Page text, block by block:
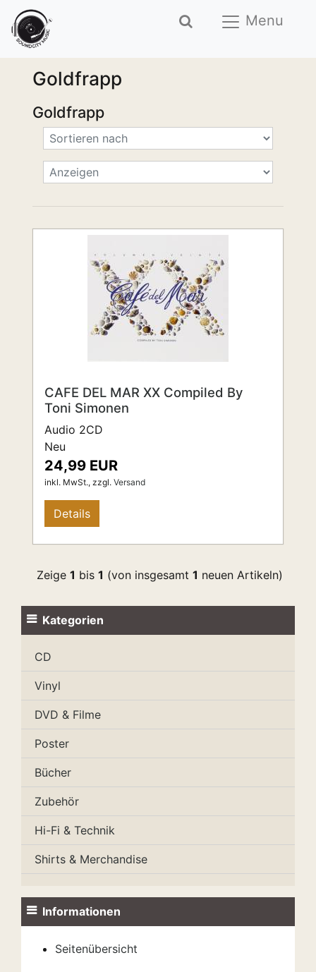
Menu
Goldfrapp
Goldfrapp
CAFE DEL MAR XX Compiled By
Toni Simonen
Audio 2CD
Neu
24,99 EUR
inkl. MwSt., zzgl. Versand
Details
Zeige 1 bis 1 (von insgesamt 1 neuen Artikeln)
Kategorien
CD
Vinyl
DVD & Filme
Poster
Bücher
Zubehör
Hi-Fi & Technik
Shirts & Merchandise
Informationen
Seitenübersicht